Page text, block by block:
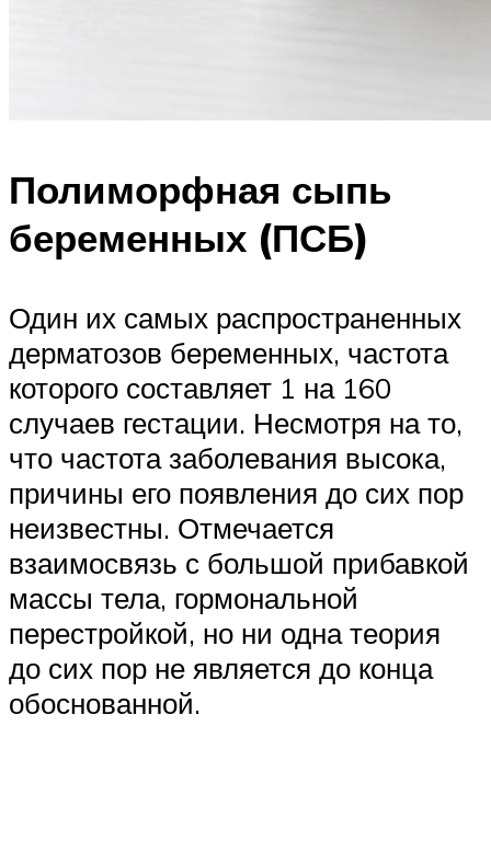
Полиморфная сыпь
беременных (ПСБ)
Один их самых распространенных
дерматозов беременных, частота
которого составляет 1 на 160
случаев гестации. Несмотря на то,
что частота заболевания высока,
причины его появления до сих пор
неизвестны. Отмечается
взаимосвязь с большой прибавкой
массы тела, гормональной
перестройкой, но ни одна теория
до сих пор не является до конца
обоснованной.